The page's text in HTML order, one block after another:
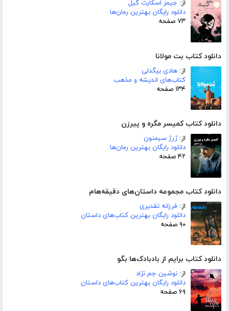
از: جیمز اسکارث گیل
دانلود رایگان بهترین رمان‌ها
۷۳ صفحه
دانلود کتاب بت مولانا
از: هادی بیگدلی
کتاب‌های اندیشه و مذهب
۱۳۴ صفحه
دانلود کتاب کمیسر مگره و پیرزن
از:ژرژ سیمنون
دانلود رایگان بهترین رمان‌ها
۴۲ صفحه
دانلود کتاب مجموعه داستان‌های دقیقه‌هام
از: فرزانه تقدیری
دانلود رایگان بهترین کتاب‌های داستان
۹۰ صفحه
دانلود کتاب برایم از بادبادک‌ها بگو
از: نوشین جم نژاد
دانلود رایگان بهترین کتاب‌های داستان
۶۹ صفحه